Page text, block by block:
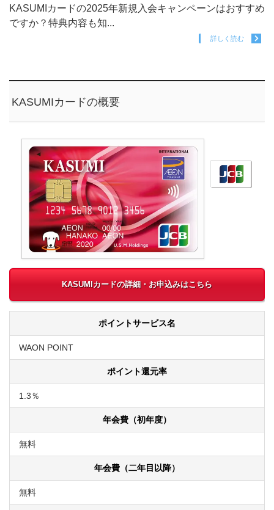
KASUMIカードの2025年新規入会キャンペーンはおすすめ
ですか？特典内容も知...
詳しく読む
KASUMIカードの概要
KASUMIカードの詳細・お申込みはこちら
ポイントサービス名
WAON POINT
ポイント還元率
1.3％
年会費（初年度）
無料
年会費（二年目以降）
無料